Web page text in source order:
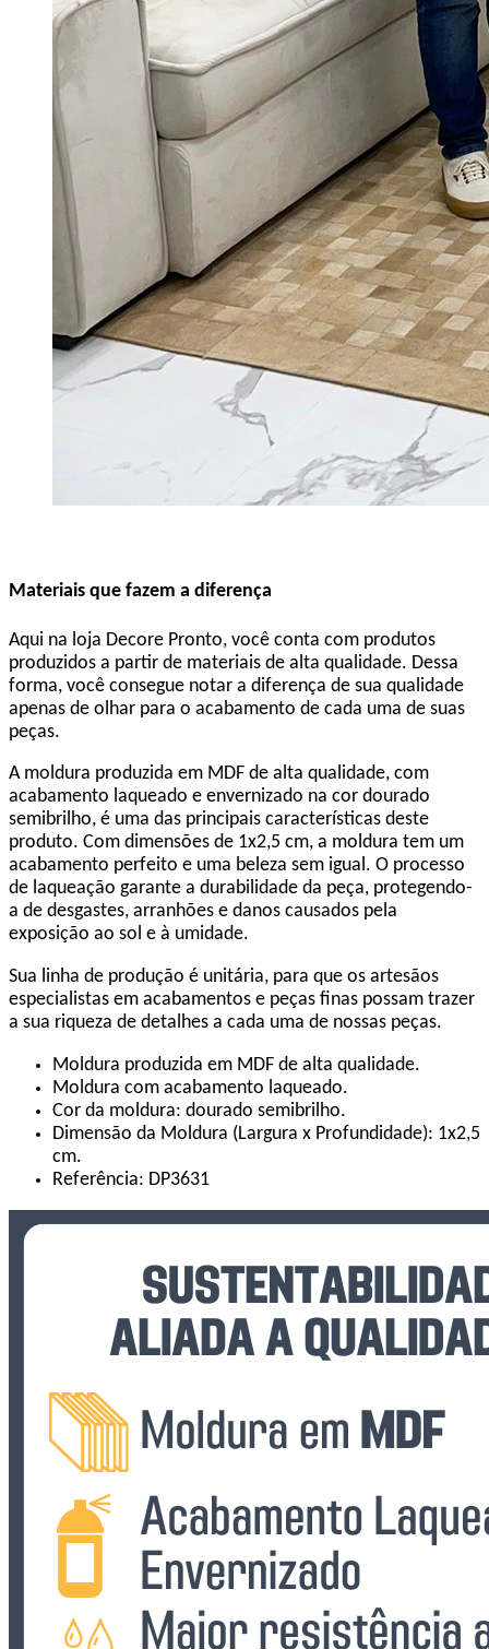
Materiais que fazem a diferença
Aqui na loja Decore Pronto, você conta com produtos
produzidos a partir de materiais de alta qualidade. Dessa
forma, você consegue notar a diferença de sua qualidade
apenas de olhar para o acabamento de cada uma de suas
peças.
A moldura produzida em MDF de alta qualidade, com
acabamento laqueado e envernizado na cor dourado
semibrilho, é uma das principais características deste
produto. Com dimensões de 1x2,5 cm, a moldura tem um
acabamento perfeito e uma beleza sem igual. O processo
de laqueação garante a durabilidade da peça, protegendo-
a de desgastes, arranhões e danos causados pela
exposição ao sol e à umidade.
Sua linha de produção é unitária, para que os artesãos
especialistas em acabamentos e peças finas possam trazer
a sua riqueza de detalhes a cada uma de nossas peças.
Moldura produzida em MDF de alta qualidade.
Moldura com acabamento laqueado.
Cor da moldura: dourado semibrilho.
Dimensão da Moldura (Largura x Profundidade): 1x2,5
cm.
Referência: DP3631